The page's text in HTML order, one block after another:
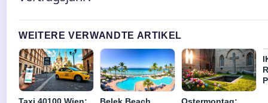
WEITERE VERWANDTE ARTIKEL